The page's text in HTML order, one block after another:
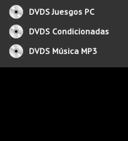
DVDS Juesgos PC
DVDS Condicionadas
DVDS Música MP3